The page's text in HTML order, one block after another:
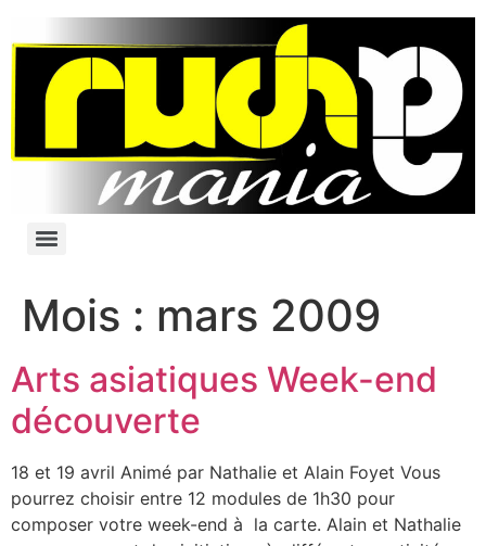
Mois : mars 2009
Arts asiatiques Week-end
découverte
18 et 19 avril Animé par Nathalie et Alain Foyet Vous
pourrez choisir entre 12 modules de 1h30 pour
composer votre week-end à la carte. Alain et Nathalie